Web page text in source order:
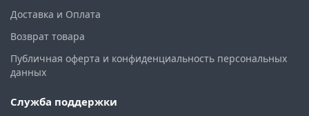
Доставка и Оплата
Возврат товара
Публичная оферта и конфиденциальность персональных
данных
Служба поддержки